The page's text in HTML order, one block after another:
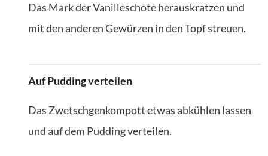
Das Mark der Vanilleschote herauskratzen und
mit den anderen Gewürzen in den Topf streuen.
Auf Pudding verteilen
Das Zwetschgenkompott etwas abkühlen lassen
und auf dem Pudding verteilen.